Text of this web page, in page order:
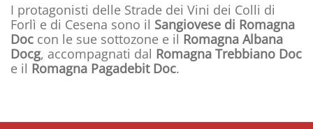
I protagonisti delle Strade dei Vini dei Colli di
Forlì e di Cesena sono il Sangiovese di Romagna
Doc con le sue sottozone e il Romagna Albana
Docg, accompagnati dal Romagna Trebbiano Doc
e il Romagna Pagadebit Doc.